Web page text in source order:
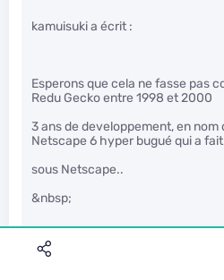
kamuisuki a écrit :
Esperons que cela ne fasse pas
Redu Gecko entre 1998 et 2000
3 ans de developpement, en nom
Netscape 6 hyper bugué qui a
sous Netscape..
&nbsp;
Justement l’intérêt de Quantum